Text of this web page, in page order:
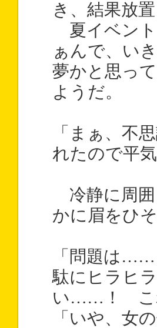
き、結果放
夏イベント
ぁんで、い
夢かと思っ
ようだ。
「まぁ、不
れたので平
冷静に周囲
かに眉をひ
「問題は
駄にヒラヒ
い……！ こ
「いや、女